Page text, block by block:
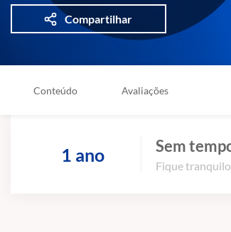
Compartilhar
Conteúdo Avaliações
1 ano Sem
Fique